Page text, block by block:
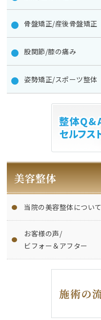
骨盤矯正/産後骨盤矯正
股関節/膝の痛み
姿勢矯正/スポーツ整体
美容整体
当院の美容整体について
お客様の声/
ビフォー＆アフター